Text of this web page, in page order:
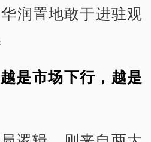
润置地敢于进驻观
是市场下行，越是